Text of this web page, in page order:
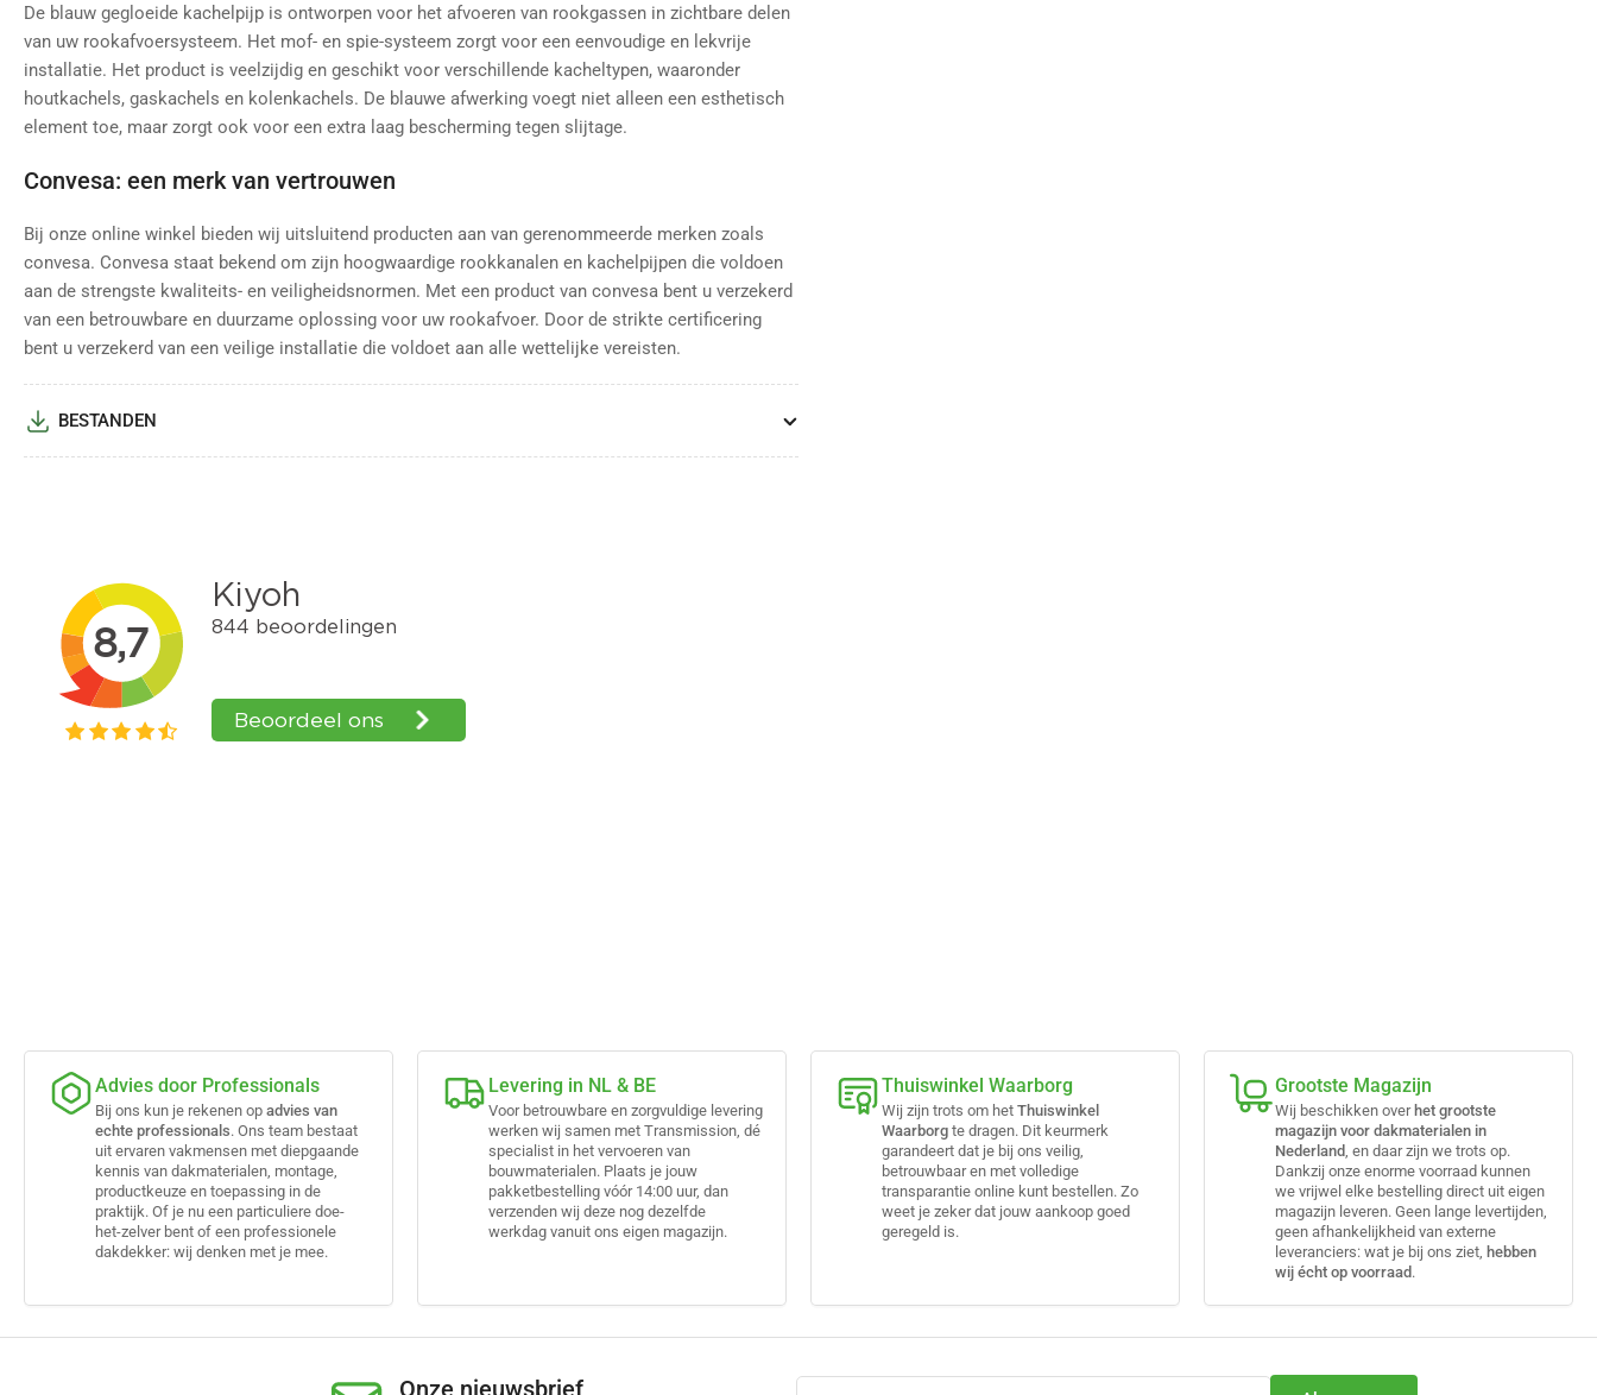
De blauw gegloeide kachelpijp is ontworpen voor het afvoeren van rookgassen in zichtbare delen
van uw rookafvoersysteem. Het mof- en spie-systeem zorgt voor een eenvoudige en lekvrije
installatie. Het product is veelzijdig en geschikt voor verschillende kacheltypen, waaronder
houtkachels, gaskachels en kolenkachels. De blauwe afwerking voegt niet alleen een esthetisch
element toe, maar zorgt ook voor een extra laag bescherming tegen slijtage.
Convesa: een merk van vertrouwen
Bij onze online winkel bieden wij uitsluitend producten aan van gerenommeerde merken zoals
convesa. Convesa staat bekend om zijn hoogwaardige rookkanalen en kachelpijpen die voldoen
aan de strengste kwaliteits- en veiligheidsnormen. Met een product van convesa bent u verzekerd
van een betrouwbare en duurzame oplossing voor uw rookafvoer. Door de strikte certificering
bent u verzekerd van een veilige installatie die voldoet aan alle wettelijke vereisten.
BESTANDEN
Advies door Professionals
Bij ons kun je rekenen op advies van
echte professionals. Ons team bestaat
uit ervaren vakmensen met diepgaande
kennis van dakmaterialen, montage,
productkeuze en toepassing in de
praktijk. Of je nu een particuliere doe-
het-zelver bent of een professionele
dakdekker: wij denken met je mee.
Levering in NL & BE
Voor betrouwbare en zorgvuldige levering
werken wij samen met Transmission, dé
specialist in het vervoeren van
bouwmaterialen. Plaats je jouw
pakketbestelling vóór 14:00 uur, dan
verzenden wij deze nog dezelfde
werkdag vanuit ons eigen magazijn.
Thuiswinkel Waarborg
Wij zijn trots om het Thuiswinkel
Waarborg te dragen. Dit keurmerk
garandeert dat je bij ons veilig,
betrouwbaar en met volledige
transparantie online kunt bestellen. Zo
weet je zeker dat jouw aankoop goed
geregeld is.
Grootste Magazijn
Wij beschikken overhet grootste
magazijn voor dakmaterialen in
Nederland , en daar zijn we trots op.
Dankzij onze enorme voorraad kunnen
we vrijwel elke bestelling direct uit eigen
magazijn leveren. Geen lange levertijden,
geen afhankelijkheid van externe
leveranciers: wat je bij ons ziet, hebben
wij écht op voorraad.
Onze nieuwsbrief Je